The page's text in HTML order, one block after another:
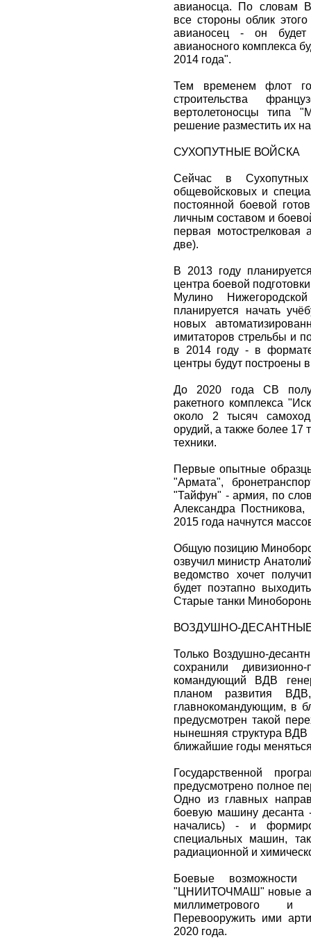
авианосца. По словам
все стороны облик
авианосец - он
авианосного комплекса
2014 года".
Тем временем флот
строительства
вертолетоносцы типа
решение разместить их
СУХОПУТНЫЕ ВОЙСКА
Сейчас в
общевойсковых и
постоянной боевой
личным составом и
первая мотострелковая
две).
В 2013 году
центра боевой
Мулино
планируется начать
новых
имитаторов стрельбы и
в 2014 году - в
центры будут построены
До 2020 года СВ
ракетного комплекса
около 2 тысяч
орудий, а также более 17
техники.
Первые опытные
"Армата",
"Тайфун" - армия, по
Александра
2015 года начнутся
Общую позицию
озвучил министр
ведомство хочет
будет поэтапно
Старые танки Минобороны
ВОЗДУШНО-
Только Воздушно-
сохранили
командующий ВДВ
планом развития
главнокомандующим, в
предусмотрен такой
нынешняя структура ВДВ
ближайшие годы меняться
Государственной
предусмотрено полное
Одно из главных
боевую машину десанта
начались) - и
специальных машин,
радиационной и
Боевые возможности
"ЦНИИТОЧМАШ" новые
миллиметрового и
Перевооружить ими
2020 года.